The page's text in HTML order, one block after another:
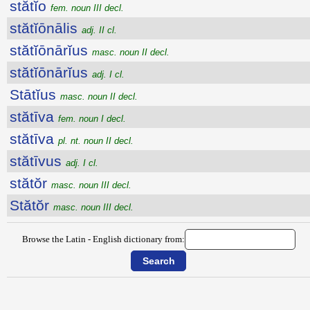
stătĭo fem. noun III decl.
stătĭōnālis adj. II cl.
stătĭōnārĭus masc. noun II decl.
stătĭōnārĭus adj. I cl.
Stātĭus masc. noun II decl.
stătīva fem. noun I decl.
stătīva pl. nt. noun II decl.
stătīvus adj. I cl.
stătŏr masc. noun III decl.
Stătŏr masc. noun III decl.
Browse the Latin - English dictionary from: